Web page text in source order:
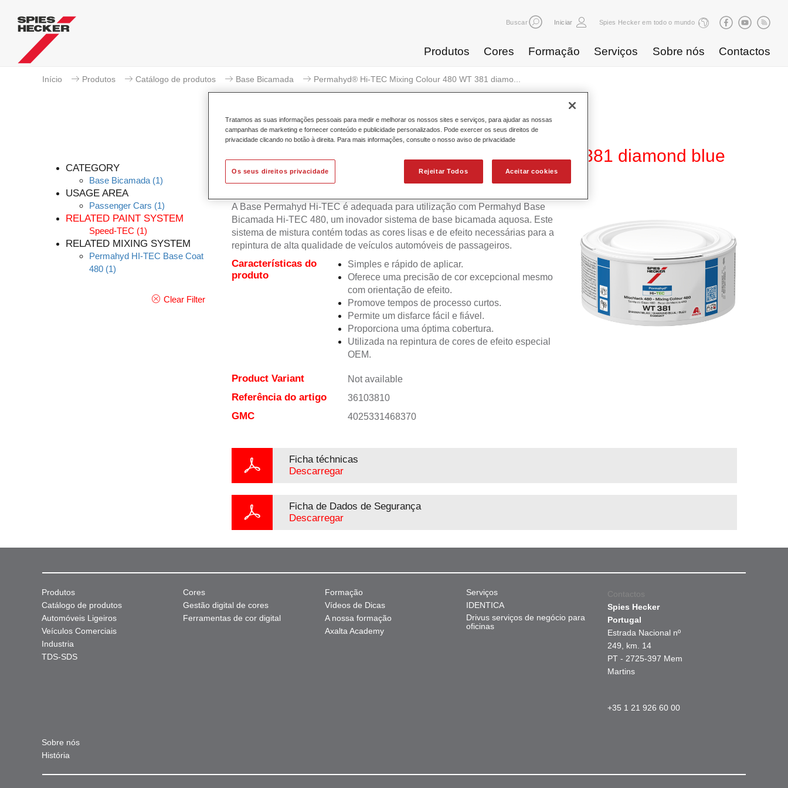
Buscar Iniciar Spies Hecker em todo o mundo
Produtos Cores Formação Serviços Sobre nós Contactos
Início Produtos Catálogo de produtos Base Bicamada Permahyd® Hi-TEC Mixing Colour 480 WT 381 diamo...
CATEGORY
Base Bicamada (1)
USAGE AREA
Passenger Cars (1)
RELATED PAINT SYSTEM
Speed-TEC (1)
RELATED MIXING SYSTEM
Permahyd HI-TEC Base Coat
480 (1)
Clear Filter
Permahyd® Hi-TEC Mixing Colour 480 WT 381 diamond blue
A Base Permahyd Hi-TEC é adequada para utilização com Permahyd Base
Bicamada Hi-TEC 480, um inovador sistema de base bicamada aquosa. Este
sistema de mistura contém todas as cores lisas e de efeito necessárias para a
repintura de alta qualidade de veículos automóveis de passageiros.
Características do
produto
Simples e rápido de aplicar.
Oferece uma precisão de cor excepcional mesmo
com orientação de efeito.
Promove tempos de processo curtos.
Permite um disfarce fácil e fiável.
Proporciona uma óptima cobertura.
Utilizada na repintura de cores de efeito especial
OEM.
Product Variant Not available
Referência do artigo 36103810
GMC 4025331468370
Ficha téchnicas
Descarregar
Ficha de Dados de Segurança
Descarregar
Produtos
Catálogo de produtos
Automóveis Ligeiros
Veículos Comerciais
Industria
TDS-SDS
Cores
Gestão digital de cores
Ferramentas de cor digital
Formação
Vídeos de Dicas
A nossa formação
Axalta Academy
Serviços
IDENTICA
Drivus serviços de negócio para
oficinas
Sobre nós
História
Contactos
Spies Hecker
Portugal
Estrada Nacional nº
249, km. 14
PT - 2725-397 Mem
Martins
+35 1 21 926 60 00
Tratamos as suas informações pessoais para medir e melhorar os nossos sites e serviços, para ajudar as nossas
campanhas de marketing e fornecer conteúdo e publicidade personalizados. Pode exercer os seus direitos de
privacidade clicando no botão à direita. Para mais informações, consulte o nosso aviso de privacidade
Rejeitar Todos Aceitar cookies
Os seus direitos privacidade